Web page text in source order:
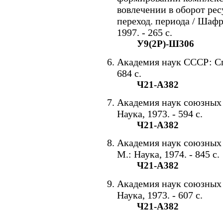
вовлечении в оборот
переход. периода /
1997. - 265 с.
У9(2Р)-Ш306
Академия наук СССР:
684 с.
Ч21-А382
Академия наук
Наука, 1973. - 594 с.
Ч21-А382
Академия наук
М.: Наука, 1974. - 845 с.
Ч21-А382
Академия наук
Наука, 1973. - 607 с.
Ч21-А382